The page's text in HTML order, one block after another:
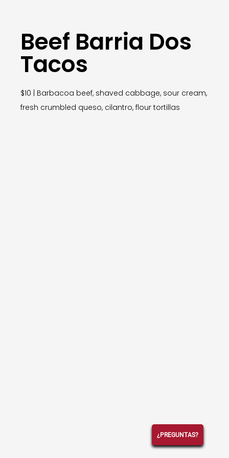
Beef Barria Dos
Tacos
$10 | Barbacoa beef, shaved cabbage, sour cream,
fresh crumbled queso, cilantro, flour tortillas
¿PREGUNTAS?